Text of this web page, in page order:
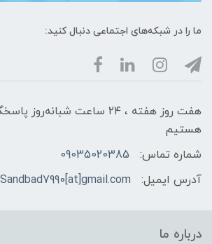
ما را در شبکه‌های اجتماعی دنبال کنید:
هفت روز هفته ، ۲۴ ساعت
هستیم
شماره تماس:
09035020385
آدرس ایمیل:
Sandbad7990[at]gmail.com
درباره ما